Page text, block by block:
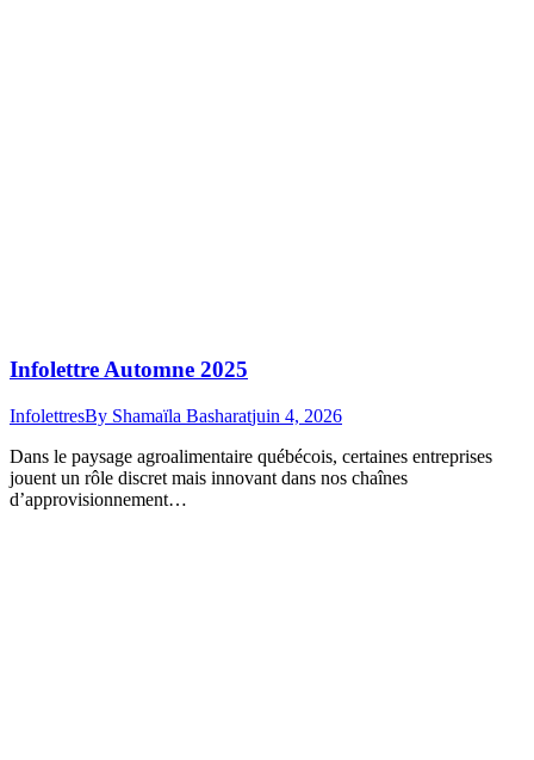
Infolettre Automne 2025
InfolettresBy Shamaïla Basharatjuin 4, 2026
Dans le paysage agroalimentaire québécois, certaines entreprises
jouent un rôle discret mais innovant dans nos chaînes
d’approvisionnement…